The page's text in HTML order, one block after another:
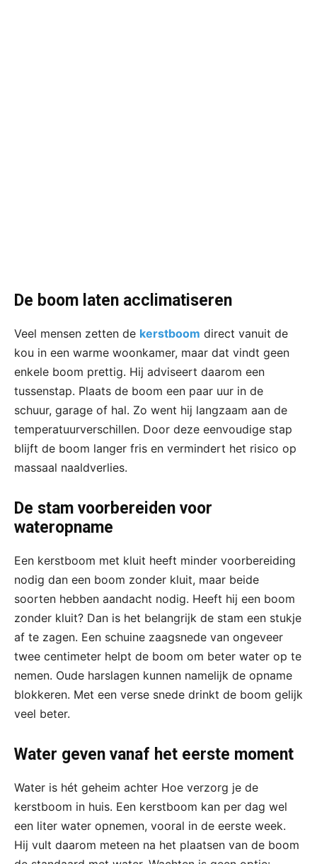
De boom laten acclimatiseren
Veel mensen zetten de kerstboom direct vanuit de
kou in een warme woonkamer, maar dat vindt geen
enkele boom prettig. Hij adviseert daarom een
tussenstap. Plaats de boom een paar uur in de
schuur, garage of hal. Zo went hij langzaam aan de
temperatuurverschillen. Door deze eenvoudige stap
blijft de boom langer fris en vermindert het risico op
massaal naaldverlies.
De stam voorbereiden voor
wateropname
Een kerstboom met kluit heeft minder voorbereiding
nodig dan een boom zonder kluit, maar beide
soorten hebben aandacht nodig. Heeft hij een boom
zonder kluit? Dan is het belangrijk de stam een stukje
af te zagen. Een schuine zaagsnede van ongeveer
twee centimeter helpt de boom om beter water op te
nemen. Oude harslagen kunnen namelijk de opname
blokkeren. Met een verse snede drinkt de boom gelijk
veel beter.
Water geven vanaf het eerste moment
Water is hét geheim achter Hoe verzorg je de
kerstboom in huis. Een kerstboom kan per dag wel
een liter water opnemen, vooral in de eerste week.
Hij vult daarom meteen na het plaatsen van de boom